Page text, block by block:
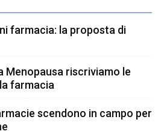
farmacia: la proposta di
Menopausa riscriviamo le
farmacia
scendono in campo per